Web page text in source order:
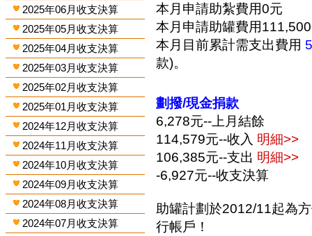
2025年06月收支決算
2025年05月收支決算
2025年04月收支決算
2025年03月收支決算
2025年02月收支決算
2025年01月收支決算
2024年12月收支決算
2024年11月收支決算
2024年10月收支決算
2024年09月收支決算
2024年08月收支決算
2024年07月收支決算
本月申請助紮費用0元
本月申請助罐費用
本月目前累計需支出費用
款)。
劃撥/現金捐款
6,278元--上月結餘
114,579元--收入 明細>>
106,385元--支出 明細>>
-6,927元--收支決算
助罐計劃於2012/11起為
行帳戶！